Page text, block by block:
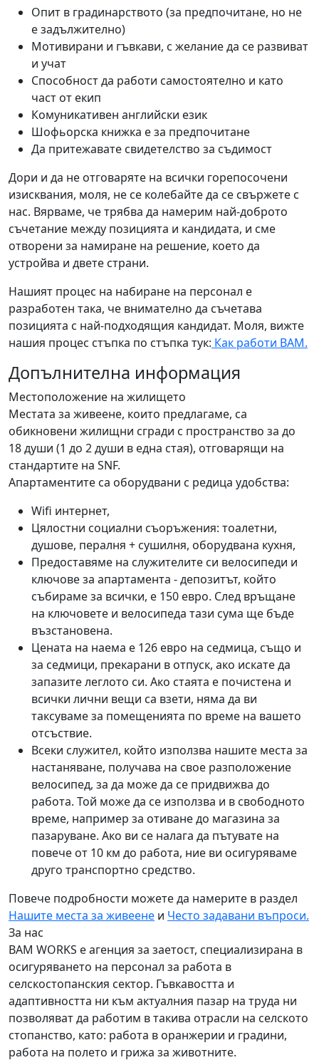
Опит в градинарството (за предпочитане, но не
е задължително)
Мотивирани и гъвкави, с желание да се развиват
и учат
Способност да работи самостоятелно и като
част от екип
Комуникативен английски език
Шофьорска книжка е за предпочитане
Да притежавате свидетелство за съдимост
Дори и да не отговаряте на всички горепосочени
изисквания, моля, не се колебайте да се свържете с
нас. Вярваме, че трябва да намерим най-доброто
съчетание между позицията и кандидата, и сме
отворени за намиране на решение, което да
устройва и двете страни.
Нашият процес на набиране на персонал е
разработен така, че внимателно да съчетава
позицията с най-подходящия кандидат. Моля, вижте
нашия процес стъпка по стъпка тук: Как работи BAM.
Допълнителна информация
Местоположение на жилището
Местата за живеене, които предлагаме, са
обикновени жилищни сгради с пространство за до
18 души (1 до 2 души в една стая), отговарящи на
стандартите на SNF.
Апартаментите са оборудвани с редица удобства:
Wifi интернет,
Цялостни социални съоръжения: тоалетни,
душове, пералня + сушилня, оборудвана кухня,
Предоставяме на служителите си велосипеди и
ключове за апартамента - депозитът, който
събираме за всички, е 150 евро. След връщане
на ключовете и велосипеда тази сума ще бъде
възстановена.
Цената на наема е 126 евро на седмица, също и
за седмици, прекарани в отпуск, ако искате да
запазите леглото си. Ако стаята е почистена и
всички лични вещи са взети, няма да ви
таксуваме за помещенията по време на вашето
отсъствие.
Всеки служител, който използва нашите места за
настаняване, получава на свое разположение
велосипед, за да може да се придвижва до
работа. Той може да се използва и в свободното
време, например за отиване до магазина за
пазаруване. Ако ви се налага да пътувате на
повече от 10 км до работа, ние ви осигуряваме
друго транспортно средство.
Повече подробности можете да намерите в раздел
Нашите места за живеене и Често задавани въпроси.
За нас
BAM WORKS е агенция за заетост, специализирана в
осигуряването на персонал за работа в
селскостопанския сектор. Гъвкавостта и
адаптивността ни към актуалния пазар на труда ни
позволяват да работим в такива отрасли на селското
стопанство, като: работа в оранжерии и градини,
работа на полето и грижа за животните.